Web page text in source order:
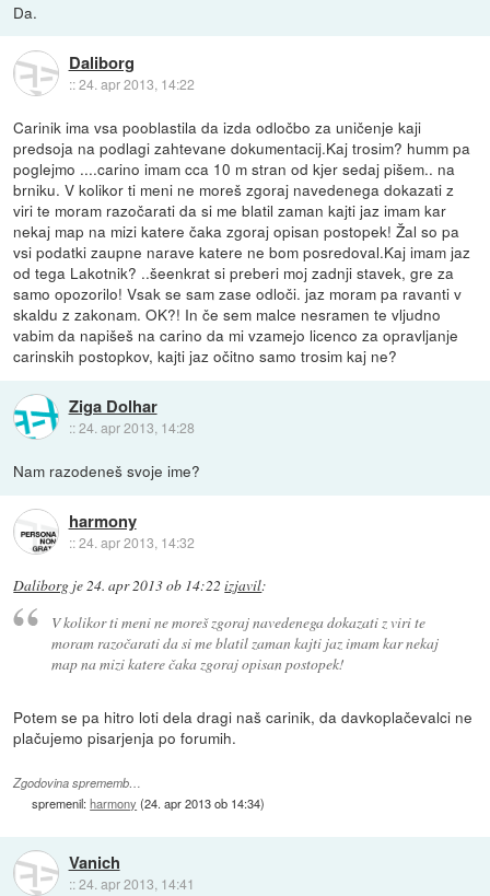
Da.
Daliborg
::24. apr 2013, 14:22
Carinik ima vsa pooblastila da izda odločbo za uničenje kaji
predsoja na podlagi zahtevane dokumentacij.Kaj trosim? humm pa
poglejmo ....carino imam cca 10 m stran od kjer sedaj pišem.. na
brniku. V kolikor ti meni ne moreš zgoraj navedenega dokazati z
viri te moram razočarati da si me blatil zaman kajti jaz imam kar
nekaj map na mizi katere čaka zgoraj opisan postopek! Žal so pa
vsi podatki zaupne narave katere ne bom posredoval.Kaj imam jaz
od tega Lakotnik? ..šeenkrat si preberi moj zadnji stavek, gre za
samo opozorilo! Vsak se sam zase odloči. jaz moram pa ravanti v
skaldu z zakonam. OK?! In če sem malce nesramen te vljudno
vabim da napišeš na carino da mi vzamejo licenco za opravljanje
carinskih postopkov, kajti jaz očitno samo trosim kaj ne?
Ziga Dolhar
::24. apr 2013, 14:28
Nam razodeneš svoje ime?
harmony
::24. apr 2013, 14:32
Daliborg je24. apr 2013 ob 14:22 izjavil:
V kolikor ti meni ne moreš zgoraj navedenega dokazati z viri te
moram razočarati da si me blatil zaman kajti jaz imam kar nekaj
map na mizi katere čaka zgoraj opisan postopek!
Potem se pa hitro loti dela dragi naš carinik, da davkoplačevalci ne
plačujemo pisarjenja po forumih.
Zgodovina sprememb…
spremenil:harmony (24. apr 2013 ob 14:34)
Vanich
::24. apr 2013, 14:41